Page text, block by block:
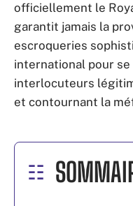
officiellement le
garantit jamais la
escroqueries
international pour
interlocuteurs
et contournant la